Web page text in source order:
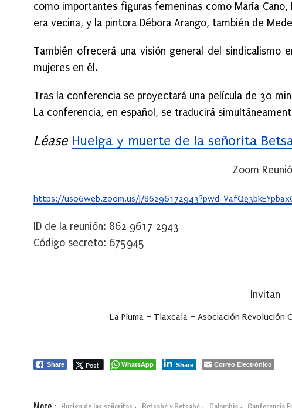
como importantes figuras femeninas como María
era vecina, y la pintora Débora Arango, también de
También ofrecerá una visión general del sindicalismo
mujeres en él.
Tras la conferencia se proyectará una película de 30
La conferencia, en español, se traducirá
Léase Huelga y muerte de la señorita
Zoom
https://us06web.zoom.us/j/
ID de la reunión: 862 9617 2943
Código secreto: 675945
Invitan
La Pluma – Tlaxcala – Asociación Revolución
Share Post WhatsApp Share Correo Electrónico
, , ,